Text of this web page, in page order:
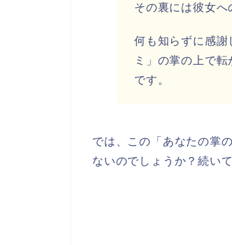
その裏には彼女へ
何も知らずに感謝
ミ」の掌の上で
です。
では、この 「あなたの掌
ないのでしょうか？続い